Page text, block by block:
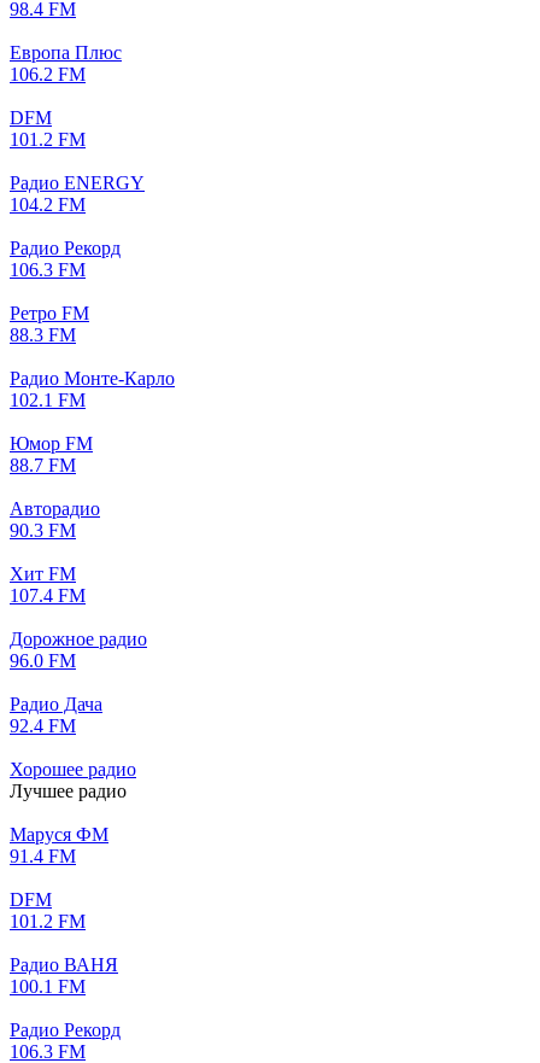
98.4 FM
Европа Плюс
106.2 FM
DFM
101.2 FM
Радио ENERGY
104.2 FM
Радио Рекорд
106.3 FM
Ретро FM
88.3 FM
Радио Монте-Карло
102.1 FM
Юмор FM
88.7 FM
Авторадио
90.3 FM
Хит FM
107.4 FM
Дорожное радио
96.0 FM
Радио Дача
92.4 FM
Хорошее радио
Лучшее радио
Маруся ФМ
91.4 FM
DFM
101.2 FM
Радио ВАНЯ
100.1 FM
Радио Рекорд
106.3 FM